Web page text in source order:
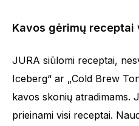
Kavos gėrimų receptai
JURA siūlomi receptai,
Iceberg“ ar „Cold Brew
kavos skonių atradimams.
prieinami visi receptai.